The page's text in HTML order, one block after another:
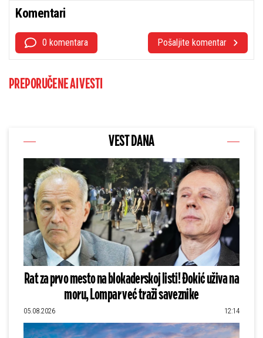
Komentari
0 komentara Pošaljite komentar
PREPORUČENE AI VESTI
VEST DANA
Rat za prvo mesto na blokaderskoj listi! Đokić uživa na
moru, Lompar već traži saveznike
05.08.2026 12:14